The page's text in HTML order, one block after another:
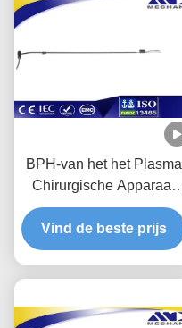
BPH-van het het Plasma
Chirurgische Apparaat
van de Chirurgiesonde de
Urologieelektrode voor
Blaaskanker
Vind de beste prijs